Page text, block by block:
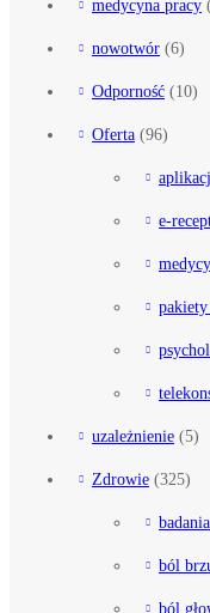
medycyna pracy
nowotwór (6)
Odporność (10)
Oferta (96)
e-
uzależnienie (5)
Zdrowie (325)
ból
ból